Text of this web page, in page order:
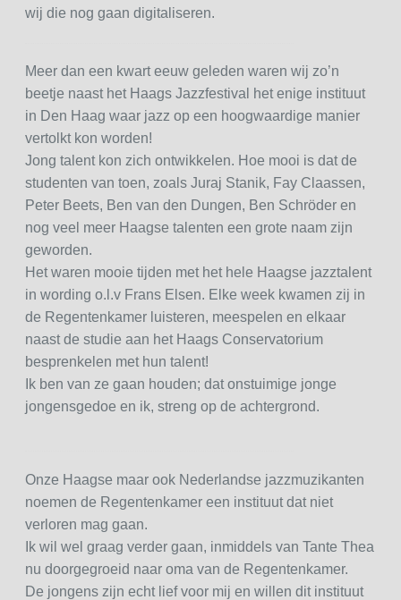
wij die nog gaan digitaliseren.
Meer dan een kwart eeuw geleden waren wij zo’n
beetje naast het Haags Jazzfestival het enige instituut
in Den Haag waar jazz op een hoogwaardige manier
vertolkt kon worden!
Jong talent kon zich ontwikkelen. Hoe mooi is dat de
studenten van toen, zoals Juraj Stanik, Fay Claassen,
Peter Beets, Ben van den Dungen, Ben Schröder en
nog veel meer Haagse talenten een grote naam zijn
geworden.
Het waren mooie tijden met het hele Haagse jazztalent
in wording o.l.v Frans Elsen. Elke week kwamen zij in
de Regentenkamer luisteren, meespelen en elkaar
naast de studie aan het Haags Conservatorium
besprenkelen met hun talent!
Ik ben van ze gaan houden; dat onstuimige jonge
jongensgedoe en ik, streng op de achtergrond.
Onze Haagse maar ook Nederlandse jazzmuzikanten
noemen de Regentenkamer een instituut dat niet
verloren mag gaan.
Ik wil wel graag verder gaan, inmiddels van Tante Thea
nu doorgegroeid naar oma van de Regentenkamer.
De jongens zijn echt lief voor mij en willen dit instituut